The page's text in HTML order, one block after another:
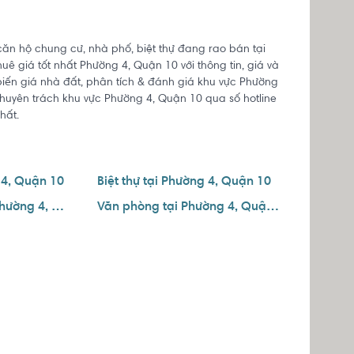
hộ chung cư, nhà phố, biệt thự đang rao bán tại
giá tốt nhất Phường 4, Quận 10 với thông tin, giá và
giá nhà đất, phân tích & đánh giá khu vực Phường
trách khu vực Phường 4, Quận 10 qua số hotline
Quận 10
Biệt thự tại Phường 4, Quận 10
Căn hộ dịch vụ tại Phường 4, Quận 10 Văn phòng tại Phường 4, Quận 10